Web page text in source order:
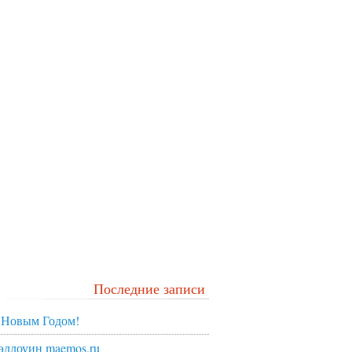
Последние записи
Годом!
maemos.ru